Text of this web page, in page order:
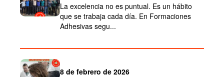
La excelencia no es puntual. Es un hábito
que se trabaja cada día. En Formaciones
Adhesivas segu...
8 de febrero de 2026